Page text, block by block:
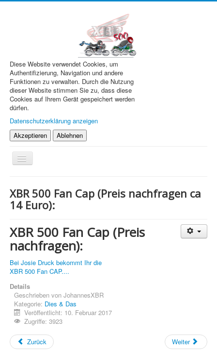
Diese Website verwendet Cookies, um
Authentifizierung, Navigation und andere
Funktionen zu verwalten. Durch die Nutzung
dieser Website stimmen Sie zu, dass diese
Cookies auf Ihrem Gerät gespeichert werden
dürfen.
Datenschutzerklärung anzeigen
Akzeptieren
Ablehnen
Navigation
an/aus
Technik
Treffen & Touren
Cafe-Ecke
Suche
XBR 500 Fan Cap (Preis nachfragen ca
14 Euro):
XBR 500 Fan Cap (Preis
nachfragen):
Bei Josie Druck bekommt Ihr die
XBR 500 Fan CAP....
Details
Geschrieben von JohannesXBR
Kategorie: Dies & Das
Veröffentlicht: 10. Februar 2017
Zugriffe: 3923
Zurück Weiter